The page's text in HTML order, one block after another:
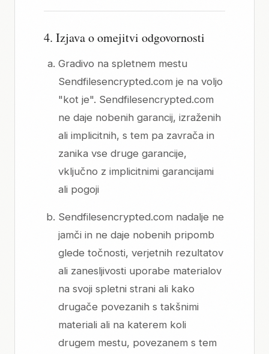
4. Izjava o omejitvi odgovornosti
Gradivo na spletnem mestu
Sendfilesencrypted.com je na voljo
"kot je". Sendfilesencrypted.com
ne daje nobenih garancij, izraženih
ali implicitnih, s tem pa zavrača in
zanika vse druge garancije,
vključno z implicitnimi garancijami
ali pogoji
Sendfilesencrypted.com nadalje ne
jamči in ne daje nobenih pripomb
glede točnosti, verjetnih rezultatov
ali zanesljivosti uporabe materialov
na svoji spletni strani ali kako
drugače povezanih s takšnimi
materiali ali na katerem koli
drugem mestu, povezanem s tem